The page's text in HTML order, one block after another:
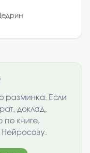
разминка. Если
доклад,
по книге,
Нейросову.